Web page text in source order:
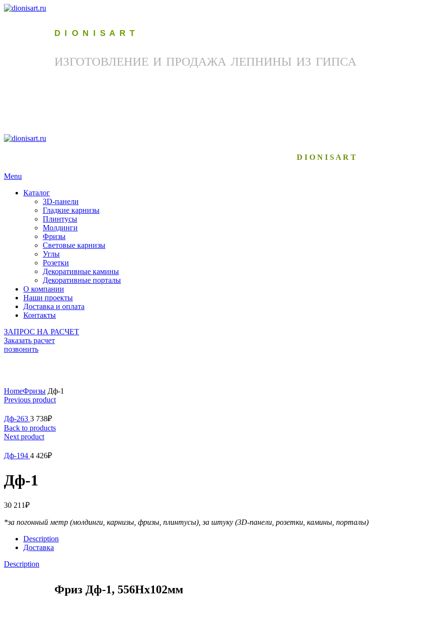
D I O N I S A R T
ИЗГОТОВЛЕНИЕ И ПРОДАЖА ЛЕПНИНЫ ИЗ ГИПСА
D I O N I S A R T
Menu
Каталог
3D-панели
Гладкие карнизы
Плинтусы
Молдинги
Фризы
Световые карнизы
Углы
Розетки
Декоративные камины
Декоративные порталы
О компании
Наши проекты
Доставка и оплата
Контакты
ЗАПРОС НА РАСЧЕТ
Заказать расчет
позвонить
HomeФризы Дф-1
Previous product
Дф-263 3 738₽
Back to products
Next product
Дф-194 4 426₽
Дф-1
30 211₽
*за погонный метр (молдинги, карнизы, фризы, плинтусы), за штуку (3D-панели, розетки, камины, порталы)
Description
Доставка
Description
Фриз Дф-1, 556Нх102мм